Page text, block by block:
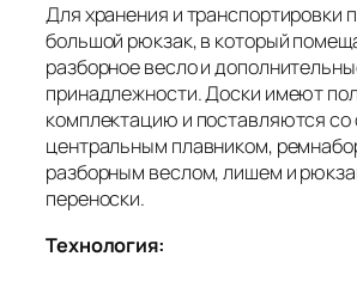
Для хранения и транспортировки
большой рюкзак, в который
разборное весло и
принадлежности. Доски имеют
комплектацию и поставляются
центральным плавником,
разборным веслом, лишем и
переноски.
Технология: